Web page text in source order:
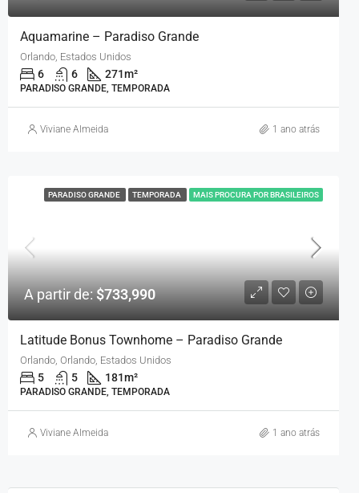
Aquamarine – Paradiso Grande
Orlando, Estados Unidos
6 6 271m²
PARADISO GRANDE, TEMPORADA
Viviane Almeida 1 ano atrás
PARADISO GRANDE TEMPORADA MAIS PROCURA POR BRASILEIROS
A partir de:$733,990
Latitude Bonus Townhome – Paradiso Grande
Orlando, Orlando, Estados Unidos
5 5 181m²
PARADISO GRANDE, TEMPORADA
Viviane Almeida 1 ano atrás